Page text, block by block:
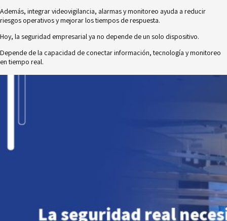
Además, integrar videovigilancia, alarmas y monitoreo ayuda a reducir
riesgos operativos y mejorar los tiempos de respuesta.
Hoy, la seguridad empresarial ya no depende de un solo dispositivo.
Depende de la capacidad de conectar información, tecnología y monitoreo
en tiempo real.